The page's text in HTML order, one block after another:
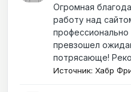
Огромная
работу над
профессионально
превзошел
потрясающе!
Источник: Хабр